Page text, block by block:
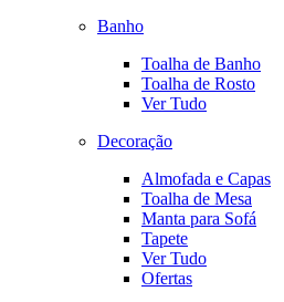
Banho
Toalha de Banho
Toalha de Rosto
Ver Tudo
Decoração
Almofada e Capas
Toalha de Mesa
Manta para Sofá
Tapete
Ver Tudo
Ofertas